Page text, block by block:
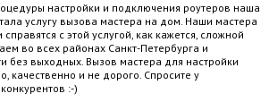
настройки и подключения роутеров наша
услугу вызова мастера на дом. Наши мастера
с этой услугой, как кажется, сложной
во всех районах Санкт-Петербурга и
без выходных. Вызов мастера для настройки
качественно и не дорого. Спросите у
конкурентов :-)